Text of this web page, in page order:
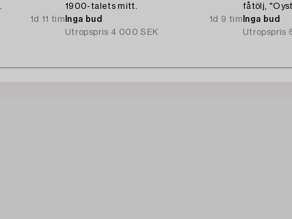
1d 11 tim
1900-talets mitt.
Inga bud
1d 9 tim
Utropspris 4 000 SEK
fåtölj,
Inga bud
Utropspris